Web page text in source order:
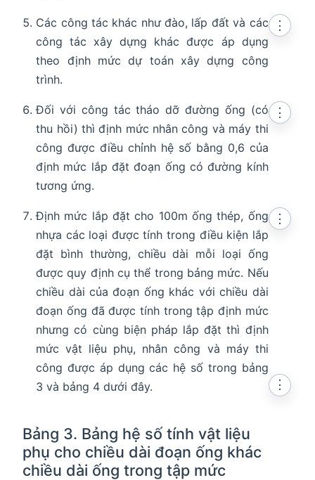
Các công tác khác như đào, lấp đất và các
công tác xây dựng khác được áp dụng
theo định mức dự toán xây dựng công
trình.
⋮
Đối với công tác tháo dỡ đường ống (có
thu hồi) thì định mức nhân công và máy thi
công được điều chỉnh hệ số bằng 0,6 của
định mức lắp đặt đoạn ống có đường kính
tương ứng.
⋮
Định mức lắp đặt cho 100m ống thép, ống
nhựa các loại được tính trong điều kiện lắp
đặt bình thường, chiều dài mỗi loại ống
được quy định cụ thể trong bảng mức. Nếu
chiều dài của đoạn ống khác với chiều dài
đoạn ống đã được tính trong tập định mức
nhưng có cùng biện pháp lắp đặt thì định
mức vật liệu phụ, nhân công và máy thi
công được áp dụng các hệ số trong bảng
3 và bảng 4 dưới đây.
⋮
Bảng 3. Bảng hệ số tính vật liệu
phụ cho chiều dài đoạn ống khác
chiều dài ống trong tập mức
⋮